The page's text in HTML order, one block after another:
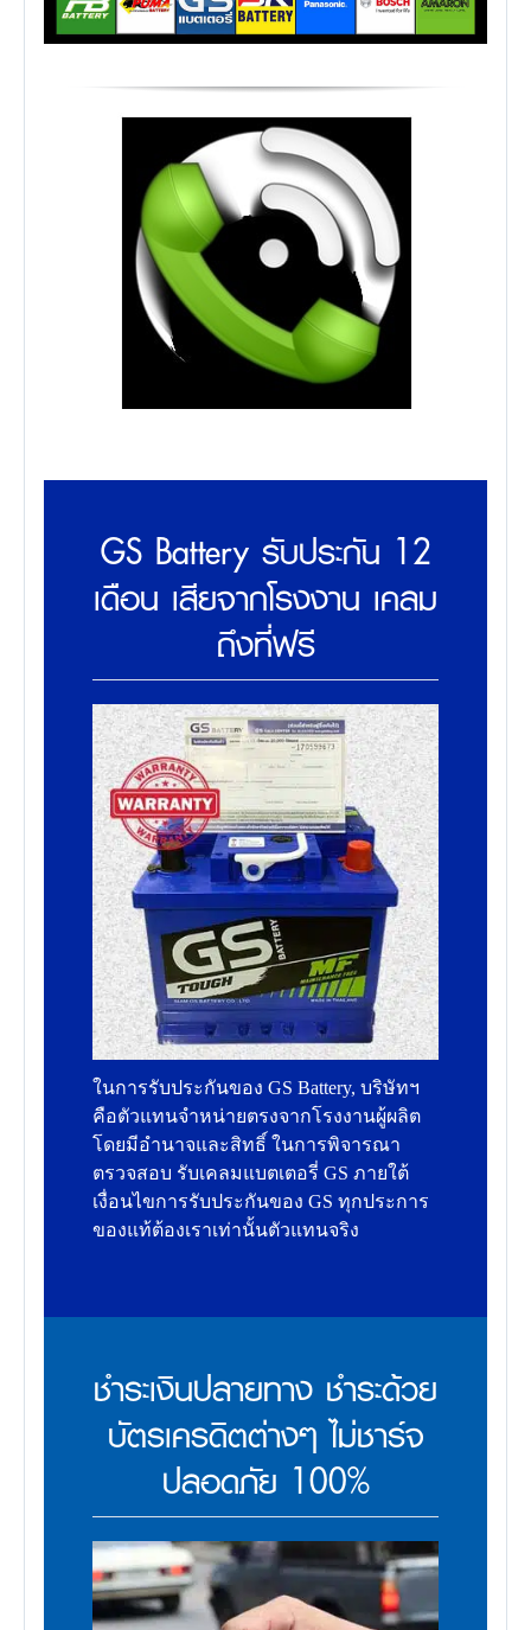
GS Battery รับประกัน 12
เดือน เสียจากโรงงาน เคลม
ถึงที่ฟรี
ในการรับประกันของ GS Battery, บริษัทฯ
คือตัวแทนจำหน่ายตรงจากโรงงานผู้ผลิต
โดยมีอำนาจและสิทธิ์ ในการพิจารณา
ตรวจสอบ รับเคลมแบตเตอรี่ GS ภายใต้
เงื่อนไขการรับประกันของ GS ทุกประการ
ของแท้ต้องเราเท่านั้นตัวแทนจริง
ชำระเงินปลายทาง ชำระด้วย
บัตรเครดิตต่างๆ ไม่ชาร์จ
ปลอดภัย 100%